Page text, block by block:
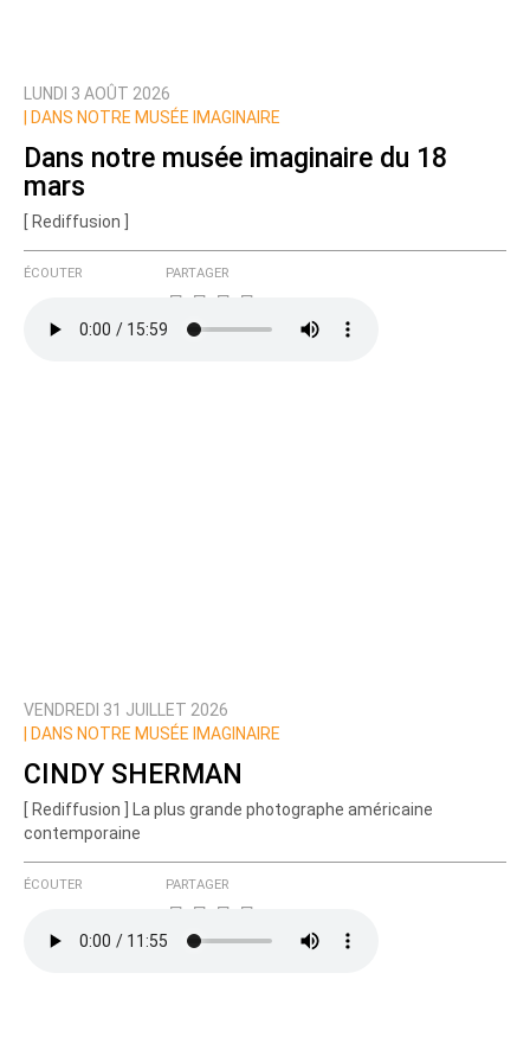
LUNDI 3 AOÛT 2026
DANS NOTRE MUSÉE IMAGINAIRE
Dans notre musée imaginaire du 18
mars
[ Rediffusion ]
ÉCOUTER PARTAGER
VENDREDI 31 JUILLET 2026
DANS NOTRE MUSÉE IMAGINAIRE
CINDY SHERMAN
[ Rediffusion ] La plus grande photographe américaine
contemporaine
ÉCOUTER PARTAGER